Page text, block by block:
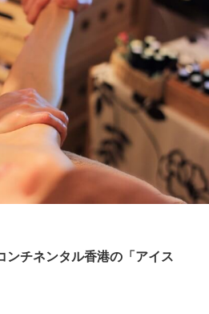
ンチネンタル香港の「アイス